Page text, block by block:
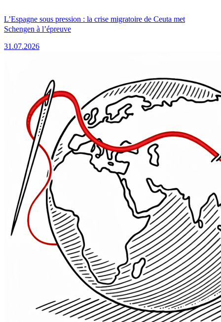
L’Espagne sous pression : la crise migratoire de Ceuta met
Schengen à l’épreuve
31.07.2026